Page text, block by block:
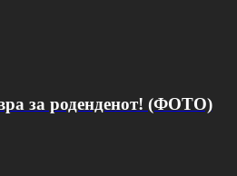
за роденденот! (ФОТО)